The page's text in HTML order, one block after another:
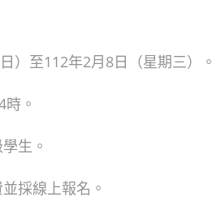
）至112年2月8日（星期三）。
。
生。
採線上報名。